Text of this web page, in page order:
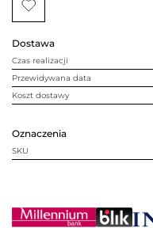
Dostawa
Czas realizacji
Przewidywana data
Koszt dostawy
Oznaczenia
SKU
wkład